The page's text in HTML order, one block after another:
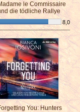
le Commissaire
die tödliche Rallye
8,0
You: Hunters